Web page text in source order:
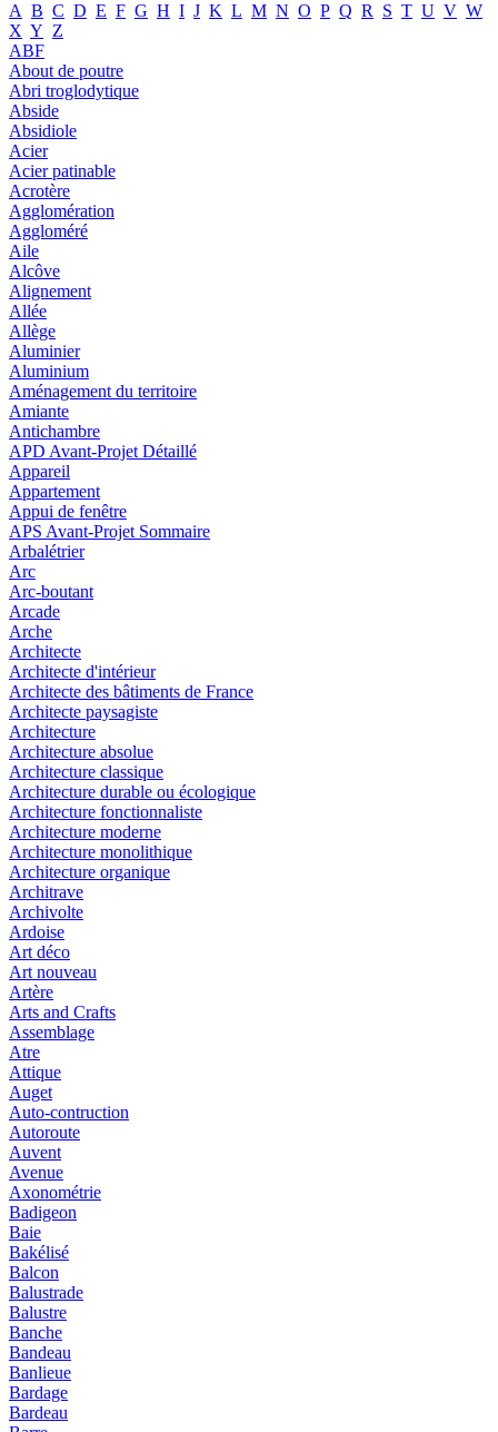
A B C D E F G H I J K L M N O P Q R S T U V W
X Y Z
ABF
About de poutre
Abri troglodytique
Abside
Absidiole
Acier
Acier patinable
Acrotère
Agglomération
Aggloméré
Aile
Alcôve
Alignement
Allée
Allège
Aluminier
Aluminium
Aménagement du territoire
Amiante
Antichambre
APD Avant-Projet Détaillé
Appareil
Appartement
Appui de fenêtre
APS Avant-Projet Sommaire
Arbalétrier
Arc
Arc-boutant
Arcade
Arche
Architecte
Architecte d'intérieur
Architecte des bâtiments de France
Architecte paysagiste
Architecture
Architecture absolue
Architecture classique
Architecture durable ou écologique
Architecture fonctionnaliste
Architecture moderne
Architecture monolithique
Architecture organique
Architrave
Archivolte
Ardoise
Art déco
Art nouveau
Artère
Arts and Crafts
Assemblage
Atre
Attique
Auget
Auto-contruction
Autoroute
Auvent
Avenue
Axonométrie
Badigeon
Baie
Bakélisé
Balcon
Balustrade
Balustre
Banche
Bandeau
Banlieue
Bardage
Bardeau